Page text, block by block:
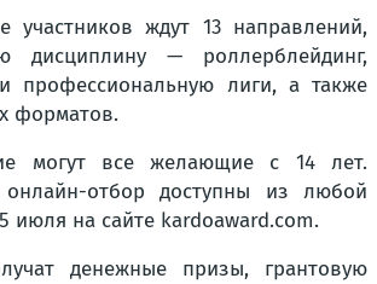
участников ждут 13 направлений,
дисциплину — роллерблейдинг,
профессиональную лиги, а также
форматов.
могут все желающие с 14 лет.
онлайн-отбор доступны из любой
июля на сайте kardoaward.com.
денежные призы, грантовую